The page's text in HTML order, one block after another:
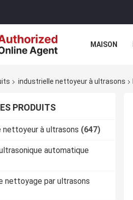
MAISON
industrielle nettoyeur à ultrasons
PRODUITS
nettoyeur à ultrasons (647)
automatique
nettoyage par ultrasons